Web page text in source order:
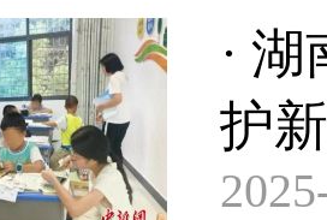
·
护